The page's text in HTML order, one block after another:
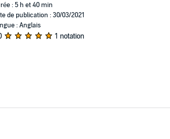
: 5 h et 40 min
de publication : 30/03/2021
: Anglais
1 notation